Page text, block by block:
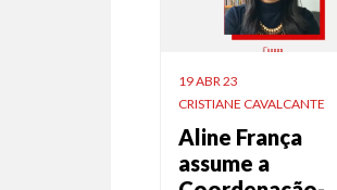
19 ABR 23
CRISTIANE CAVALCANTE
Aline França
assume a